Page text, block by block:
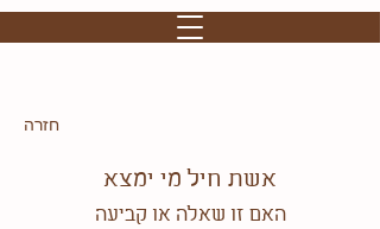
חזרה
אשת חיל מי ימצא
האם זו שאלה או קביעה